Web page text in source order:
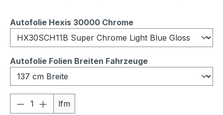
Autofolie Hexis 30000 Chromeauswählen
Autofolie Folien Breiten Fahrzeugeauswählen
Produkt Anzahl: Gib den
lfm